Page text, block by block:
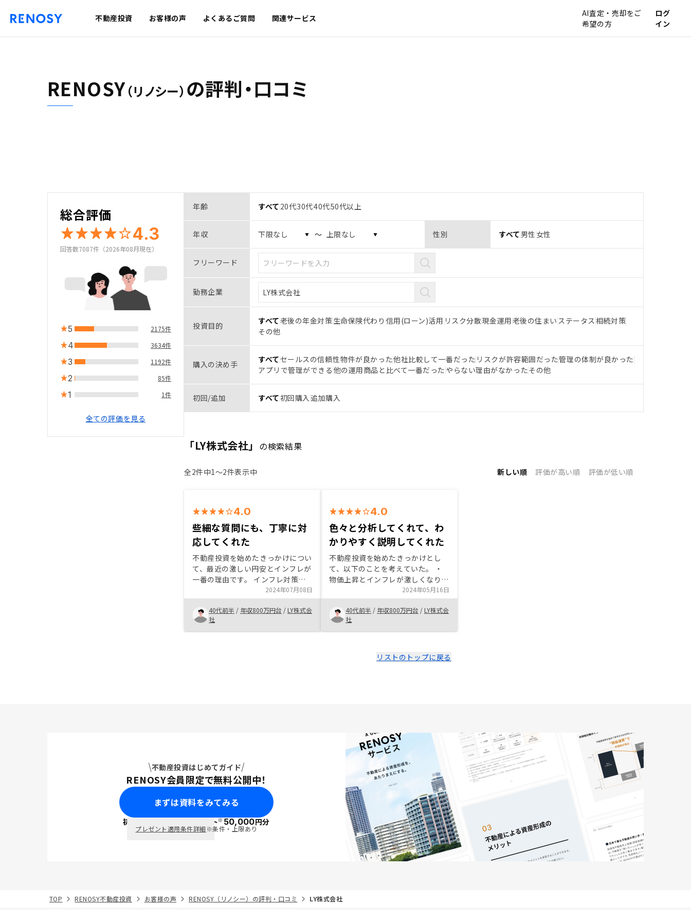
不動産投資 お客様の声 よくあるご質問 関連サービス
AI査定・売却をご
希望の方
ログ
イン
RENOSY（リノシー） の評判・口コミ
総合評価
4.3
回答数7087件（2026年08月現在）
5 2175件
4 3634件
3 1192件
2 85件
1 1件
全ての評価を見る
年齢 すべて 20代30代40代50代以上
年収 〜 性別 すべて 男性 女性
フリーワード
勤務企業
投資目的 すべて老後の年金対策生命保険代わり 信用(ローン)活用 リスク分散現金運用老後の住まい ステータス相続対策
その他
購入の決め手 すべてセールスの信頼性物件が良かった他社比較して一番だった リスクが許容範囲だった管理の体制が良かった
アプリで管理ができる 他の運用商品と比べて一番だった やらない理由がなかったその他
初回/追加 すべて初回購入 追加購入
「LY株式会社」 の検索結果
全2件中1〜2件表示中 新しい順 評価が高い順 評価が低い順
4.0
些細な質問にも、丁寧に対
応してくれた
不動産投資を始めたきっかけについ
て、最近の激しい円安とインフレが
一番の理由です。 インフレ対策と
して、不動作があったほうが良いと
思いました。 RENOSYで購入を決
めた理由は、物件が良かったからで
す。 またサポートメンバーの対応
も良かったです。
2024年07月08日
40代前半 / 年収800万円台 /LY株式会
社
4.0
色々と分析してくれて、わ
かりやすく説明してくれた
不動産投資を始めたきっかけとし
て、以下のことを考えていた。 ・
物価上昇とインフレが激しくなり、
対抗手段を色々と探していた。 ・
現在税金が高いため、節税できる手
段を探していた。 ・定年退職以
降、退職金以外の収入源を探してい
た。 ちょうどRENOSY様からの説
購入まで進めていた。
2024年05月16日
40代前半 / 年収800万円台 /LY株式会
社
リストのトップに戻る
不動産投資はじめてガイド
RENOSY会員限定で無料公開中！
まずは資料をみてみる
初回面談で ポイント※50,000円分
プレゼント適用条件詳細※条件・上限あり
TOP RENOSY不動産投資 お客様の声 RENOSY（リノシー）の評判・口コミ LY株式会社